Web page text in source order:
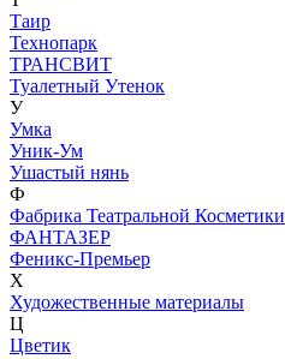
Таир
Технопарк
ТРАНСВИТ
Туалетный Утенок
У
Умка
Уник-Ум
Ушастый нянь
Ф
Фабрика Театральной Косметики
ФАНТАЗЕР
Феникс-Премьер
Х
Художественные материалы
Ц
Цветик